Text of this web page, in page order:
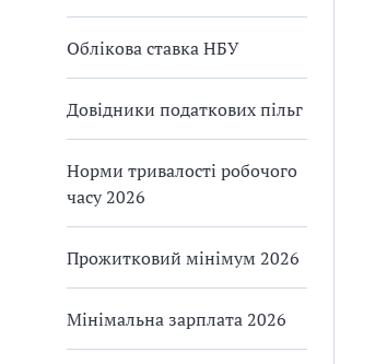
Облікова ставка НБУ
Довідники податкових пільг
Норми тривалості робочого
часу 2026
Прожитковий мінімум 2026
Мінімальна зарплата 2026